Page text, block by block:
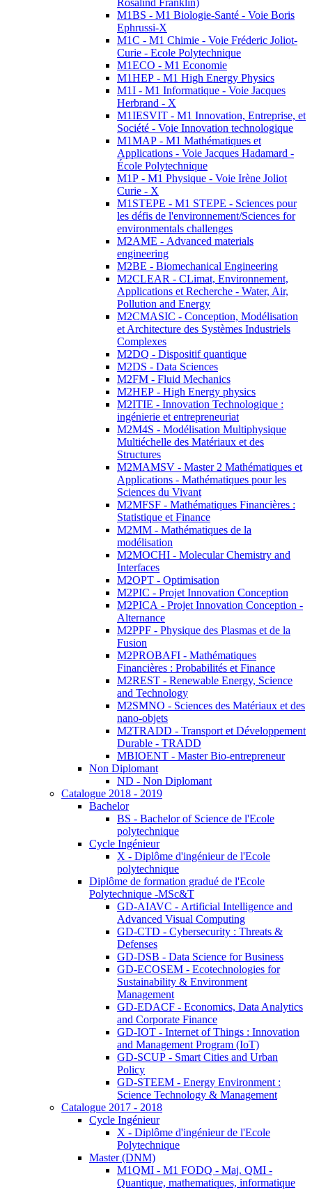
Rosalind Franklin)
M1BS - M1 Biologie-Santé - Voie Boris
Ephrussi-X
M1C - M1 Chimie - Voie Fréderic Joliot-
Curie - Ecole Polytechnique
M1ECO - M1 Economie
M1HEP - M1 High Energy Physics
M1I - M1 Informatique - Voie Jacques
Herbrand - X
M1IESVIT - M1 Innovation, Entreprise, et
Société - Voie Innovation technologique
M1MAP - M1 Mathématiques et
Applications - Voie Jacques Hadamard -
École Polytechnique
M1P - M1 Physique - Voie Irène Joliot
Curie - X
M1STEPE - M1 STEPE - Sciences pour
les défis de l'environnement/Sciences for
environmentals challenges
M2AME - Advanced materials
engineering
M2BE - Biomechanical Engineering
M2CLEAR - CLimat, Environnement,
Applications et Recherche - Water, Air,
Pollution and Energy
M2CMASIC - Conception, Modélisation
et Architecture des Systèmes Industriels
Complexes
M2DQ - Dispositif quantique
M2DS - Data Sciences
M2FM - Fluid Mechanics
M2HEP - High Energy physics
M2ITIE - Innovation Technologique :
ingénierie et entrepreneuriat
M2M4S - Modélisation Multiphysique
Multiéchelle des Matériaux et des
Structures
M2MAMSV - Master 2 Mathématiques et
Applications - Mathématiques pour les
Sciences du Vivant
M2MFSF - Mathématiques Financières :
Statistique et Finance
M2MM - Mathématiques de la
modélisation
M2MOCHI - Molecular Chemistry and
Interfaces
M2OPT - Optimisation
M2PIC - Projet Innovation Conception
M2PICA - Projet Innovation Conception -
Alternance
M2PPF - Physique des Plasmas et de la
Fusion
M2PROBAFI - Mathématiques
Financières : Probabilités et Finance
M2REST - Renewable Energy, Science
and Technology
M2SMNO - Sciences des Matériaux et des
nano-objets
M2TRADD - Transport et Développement
Durable - TRADD
MBIOENT - Master Bio-entrepreneur
Non Diplomant
ND - Non Diplomant
Catalogue 2018 - 2019
Bachelor
BS - Bachelor of Science de l'Ecole
polytechnique
Cycle Ingénieur
X - Diplôme d'ingénieur de l'Ecole
polytechnique
Diplôme de formation gradué de l'Ecole
Polytechnique -MSc&T
GD-AIAVC - Artificial Intelligence and
Advanced Visual Computing
GD-CTD - Cybersecurity : Threats &
Defenses
GD-DSB - Data Science for Business
GD-ECOSEM - Ecotechnologies for
Sustainability & Environment
Management
GD-EDACF - Economics, Data Analytics
and Corporate Finance
GD-IOT - Internet of Things : Innovation
and Management Program (IoT)
GD-SCUP - Smart Cities and Urban
Policy
GD-STEEM - Energy Environment :
Science Technology & Management
Catalogue 2017 - 2018
Cycle Ingénieur
X - Diplôme d'ingénieur de l'Ecole
Polytechnique
Master (DNM)
M1QMI - M1 FODQ - Maj. QMI -
Quantique, mathematiques, informatique